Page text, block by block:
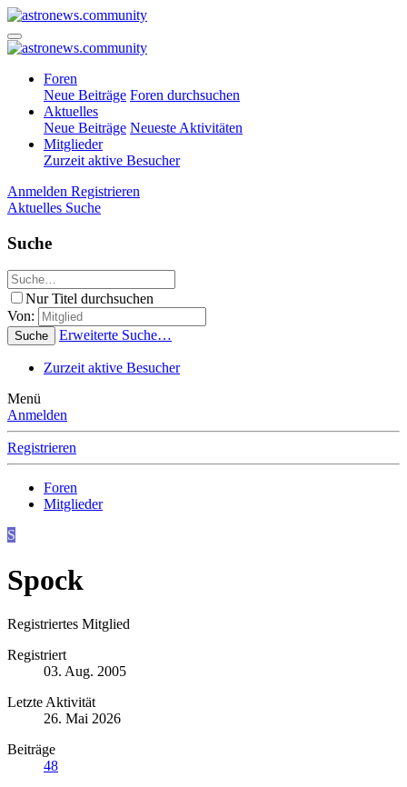
Foren
Neue Beiträge Foren durchsuchen
Aktuelles
Neue Beiträge Neueste Aktivitäten
Mitglieder
Zurzeit aktive Besucher
Anmelden Registrieren
Aktuelles Suche
Suche
Nur Titel durchsuchen
Von:
Suche Erweiterte Suche…
Zurzeit aktive Besucher
Menü
Anmelden
Registrieren
Foren
Mitglieder
S
Spock
Registriertes Mitglied
Registriert
03. Aug. 2005
Letzte Aktivität
26. Mai 2026
Beiträge
48